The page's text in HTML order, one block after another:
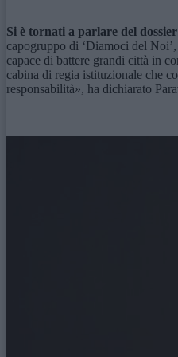
Si è tornati a parlare del
capogruppo di ‘Diamoci del Noi’,
capace di battere grandi città in
cabina di regia istituzionale che
responsabilità», ha dichiarato